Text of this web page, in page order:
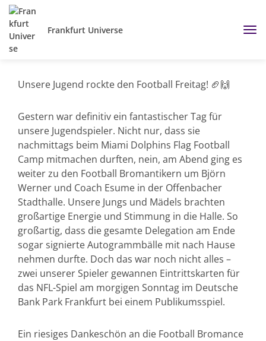
Frankfurt Universe
Unsere Jugend rockte den Football Freitag! 🏈🙌
Gestern war definitiv ein fantastischer Tag für
unsere Jugendspieler. Nicht nur, dass sie
nachmittags beim Miami Dolphins Flag Football
Camp mitmachen durften, nein, am Abend ging es
weiter zu den Football Bromantikern um Björn
Werner und Coach Esume in der Offenbacher
Stadthalle. Unsere Jungs und Mädels brachten
großartige Energie und Stimmung in die Halle. So
großartig, dass die gesamte Delegation am Ende
sogar signierte Autogrammbälle mit nach Hause
nehmen durfte. Doch das war noch nicht alles –
zwei unserer Spieler gewannen Eintrittskarten für
das NFL-Spiel am morgigen Sonntag im Deutsche
Bank Park Frankfurt bei einem Publikumsspiel.
Ein riesiges Dankeschön an die Football Bromance